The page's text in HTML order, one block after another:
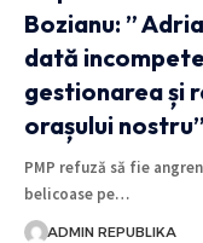
Bozianu: ”
dată
gestionarea și
orașului nostru”
PMP refuză să fie
belicoase pe…
ADMIN REPUBLIKA